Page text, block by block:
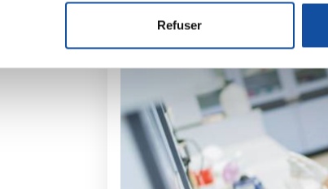
de publicité et d'analyse, qui peuvent combiner
ont collectées lors de votre utilisation de leurs
Refuser